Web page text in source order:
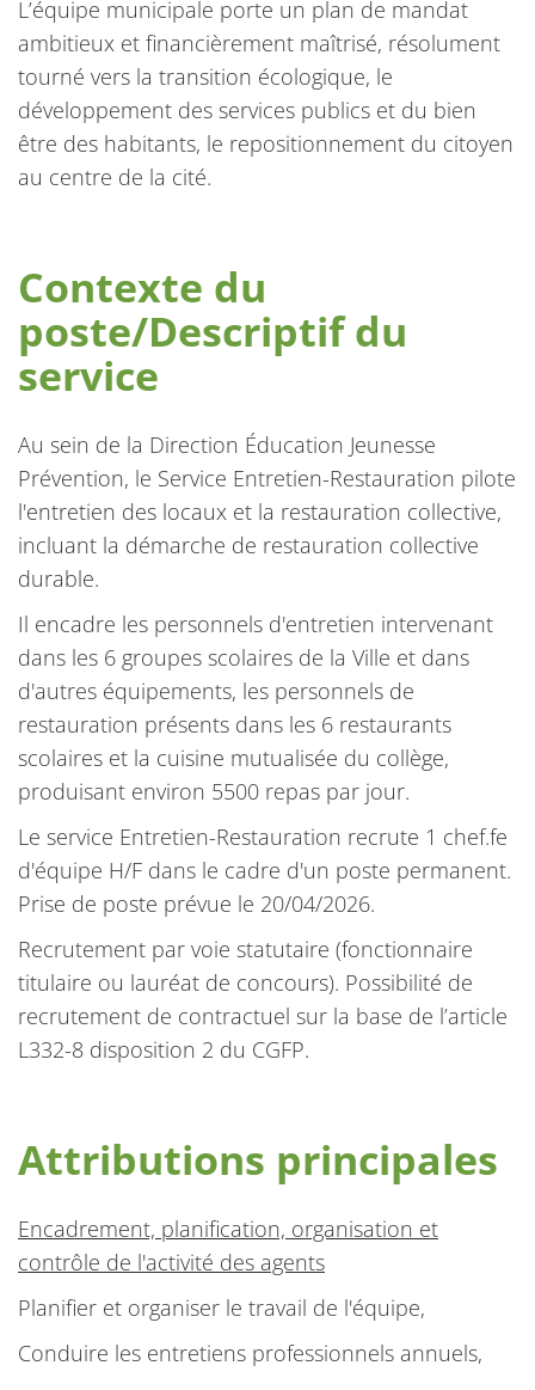
L’équipe municipale porte un plan de mandat
ambitieux et financièrement maîtrisé, résolument
tourné vers la transition écologique, le
développement des services publics et du bien
être des habitants, le repositionnement du citoyen
au centre de la cité.
Contexte du
poste/Descriptif du
service
Au sein de la Direction Éducation Jeunesse
Prévention, le Service Entretien-Restauration pilote
l'entretien des locaux et la restauration collective,
incluant la démarche de restauration collective
durable.
Il encadre les personnels d'entretien intervenant
dans les 6 groupes scolaires de la Ville et dans
d'autres équipements, les personnels de
restauration présents dans les 6 restaurants
scolaires et la cuisine mutualisée du collège,
produisant environ 5500 repas par jour.
Le service Entretien-Restauration recrute 1 chef.fe
d'équipe H/F dans le cadre d'un poste permanent.
Prise de poste prévue le 20/04/2026.
Recrutement par voie statutaire (fonctionnaire
titulaire ou lauréat de concours). Possibilité de
recrutement de contractuel sur la base de l’article
L332-8 disposition 2 du CGFP.
Attributions principales
Encadrement, planification, organisation et
contrôle de l'activité des agents
Planifier et organiser le travail de l'équipe,
Conduire les entretiens professionnels annuels,